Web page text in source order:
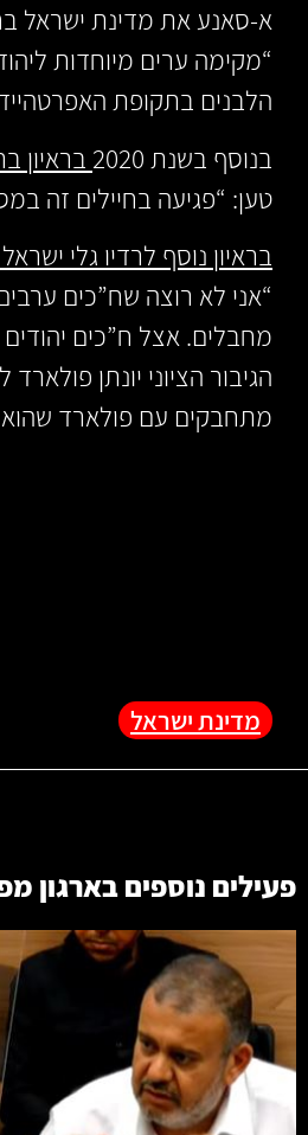
א-סאנע את מדינת ישראל
“מקימה ערים מיוחדות
הלבנים בתקופת
בנוסף בשנת 2020
בראיון
טען: “פגיעה בחיילים זה
בראיון נוסף לרדיו גלי
“אני לא רוצה שח”כים
מחבלים. אצל ח”כים
הגיבור הציוני יונתן
מתחבקים עם פולארד שהוא
מדינת ישראל
פעילים נוספים בארגון